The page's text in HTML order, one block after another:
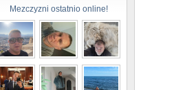
Mezczyzni ostatnio online!